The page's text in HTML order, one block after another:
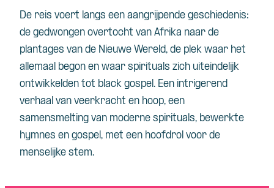
De reis voert langs een aangrijpende geschiedenis:
de gedwongen overtocht van Afrika naar de
plantages van de Nieuwe Wereld, de plek waar het
allemaal begon en waar spirituals zich uiteindelijk
ontwikkelden tot black gospel. Een intrigerend
verhaal van veerkracht en hoop, een
samensmelting van moderne spirituals, bewerkte
hymnes en gospel, met een hoofdrol voor de
menselijke stem.